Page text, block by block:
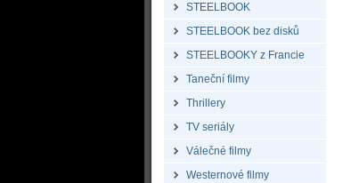
STEELBOOK
STEELBOOK bez disků
STEELBOOKY z Francie
Taneční filmy
Thrillery
TV seriály
Válečné filmy
Westernové filmy